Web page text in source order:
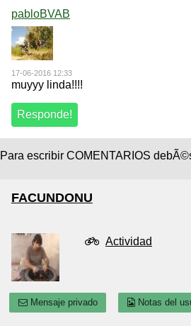
pabloBVAB
17-06-2016 12:33
muyyy linda!!!!
Para escribir COMENTARIOS
FACUNDONU
Actividad
Mensaje privado Notas del